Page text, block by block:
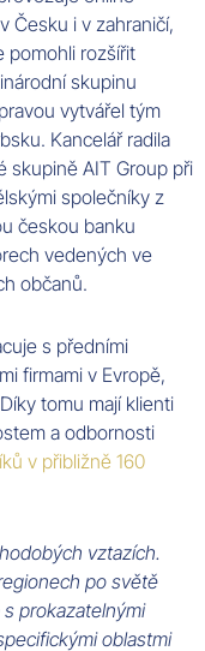
Česku i v zahraničí,
pomohli rozšířit
skupinu
vytvářel tým
Kancelář radila
skupině AIT Group při
společníky z
českou banku
vedených ve
občanů.
s předními
firmami v Evropě,
tomu mají klienti
a odbornosti
v přibližně 160
vztazích.
po světě
prokazatelnými
oblastmi